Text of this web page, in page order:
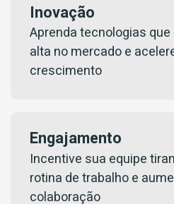
Inovação
Aprenda tecnologias
alta no mercado e
crescimento
Engajamento
Incentive sua equipe
rotina de trabalho e
colaboração